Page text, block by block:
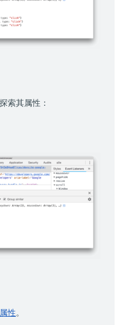
索其属性：
性。